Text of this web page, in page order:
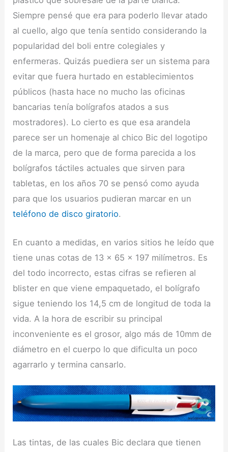
Siempre pensé que era para poderlo llevar atado
al cuello, algo que tenía sentido considerando la
popularidad del boli entre colegiales y
enfermeras. Quizás puediera ser un sistema para
evitar que fuera hurtado en establecimientos
públicos (hasta hace no mucho las oficinas
bancarias tenía bolígrafos atados a sus
mostradores). Lo cierto es que esa arandela
parece ser un homenaje al chico Bic del logotipo
de la marca, pero que de forma parecida a los
bolígrafos táctiles actuales que sirven para
tabletas, en los años 70 se pensó como ayuda
para que los usuarios pudieran marcar en un
teléfono de disco giratorio.
En cuanto a medidas, en varios sitios he leído que
tiene unas cotas de 13 x 65 x 197 milímetros. Es
del todo incorrecto, estas cifras se refieren al
blister en que viene empaquetado, el bolígrafo
sigue teniendo los 14,5 cm de longitud de toda la
vida. A la hora de escribir su principal
inconveniente es el grosor, algo más de 10mm de
diámetro en el cuerpo lo que dificulta un poco
agarrarlo y termina cansarlo.
Las tintas, de las cuales Bic declara que tienen